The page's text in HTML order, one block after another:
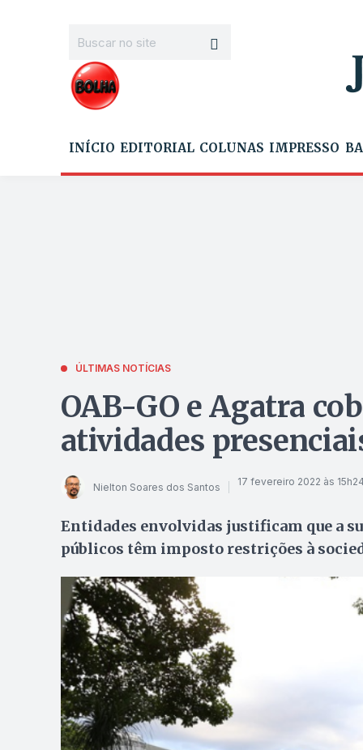
INÍCIO EDITORIAL COLUNAS IMPRESSO
ÚLTIMAS NOTÍCIAS
OAB-GO e Agatra
atividades
Nielton Soares dos Santos 17 fevereiro 2022 às
Entidades envolvidas justificam que a
públicos têm imposto restrições à